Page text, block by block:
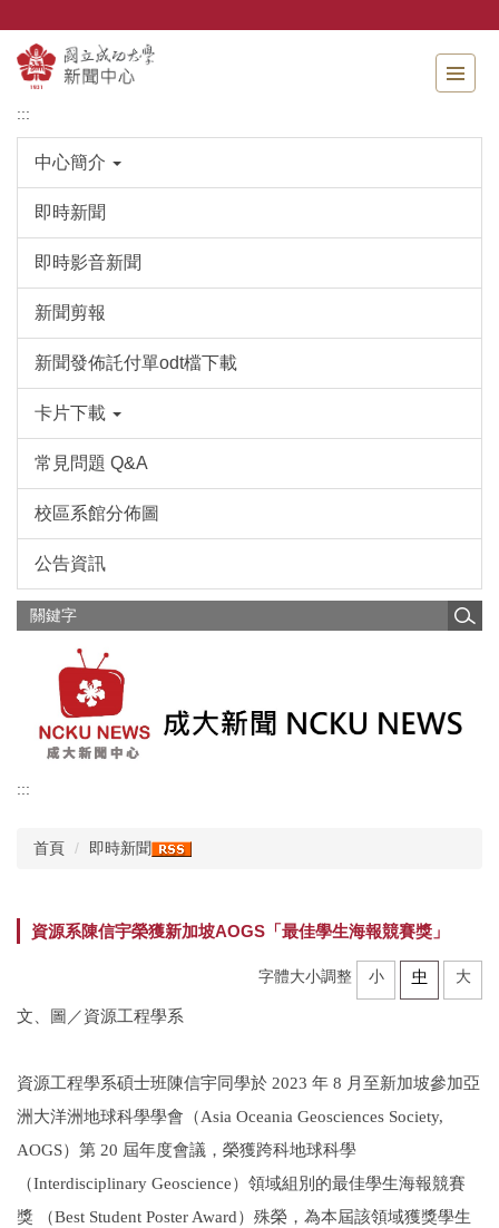
主
要
內
:::
中心簡介
即時新聞
即時影音新聞
新聞剪報
新聞發佈託付單odt檔下載
卡片下載
常見問題 Q&A
校區系館分佈圖
公告資訊
:::
首頁 即時新聞
資源系陳信宇榮獲新加坡AOGS「最佳學生海報競賽獎」
字體大小調整 小 中 大
文、圖／資源工程學系
資源工程學系碩士班陳信宇同學於 2023 年 8 月至新加坡參加亞
洲大洋洲地球科學學會（Asia Oceania Geosciences Society,
AOGS）第 20 屆年度會議，榮獲跨科地球科學
（Interdisciplinary Geoscience）領域組別的最佳學生海報競賽
獎 （Best Student Poster Award）殊榮，為本屆該領域獲獎學生